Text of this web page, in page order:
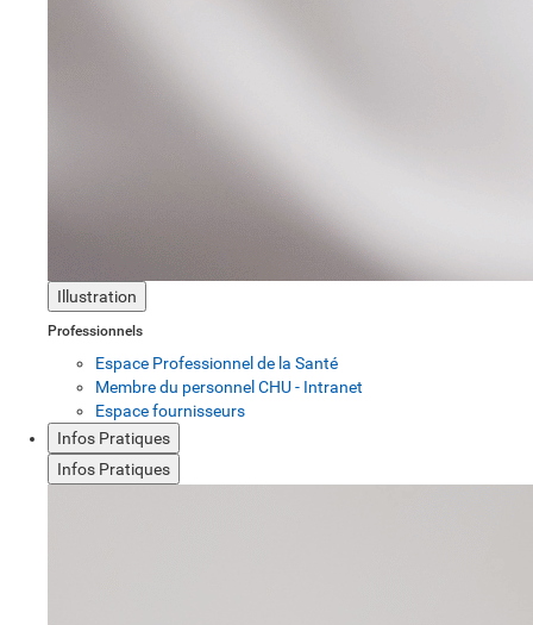
Illustration
Professionnels
Espace Professionnel de la Santé
Membre du personnel CHU - Intranet
Espace fournisseurs
Infos Pratiques
Infos Pratiques